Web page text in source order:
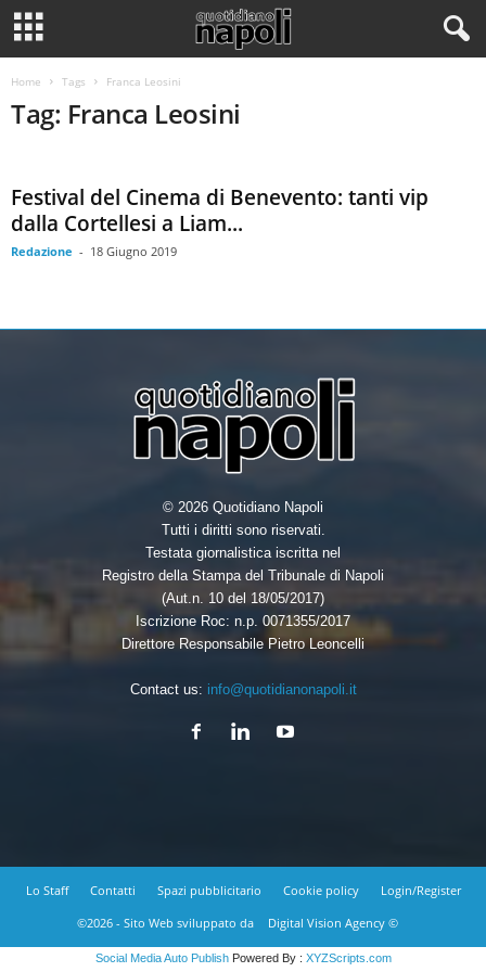
Home Tags Franca Leosini
Tag: Franca Leosini
Festival del Cinema di Benevento: tanti vip
dalla Cortellesi a Liam...
Redazione - 18 Giugno 2019
© 2026 Quotidiano Napoli
Tutti i diritti sono riservati.
Testata giornalistica iscritta nel
Registro della Stampa del Tribunale di Napoli
(Aut.n. 10 del 18/05/2017)
Iscrizione Roc: n.p. 0071355/2017
Direttore Responsabile Pietro Leoncelli
Contact us: info@quotidianonapoli.it
Lo Staff Contatti Spazi pubblicitario Cookie policy
Login/Register
©2026 - Sito Web sviluppato da
Digital Vision Agency ©
Social Media Auto PublishPowered By : XYZScripts.com